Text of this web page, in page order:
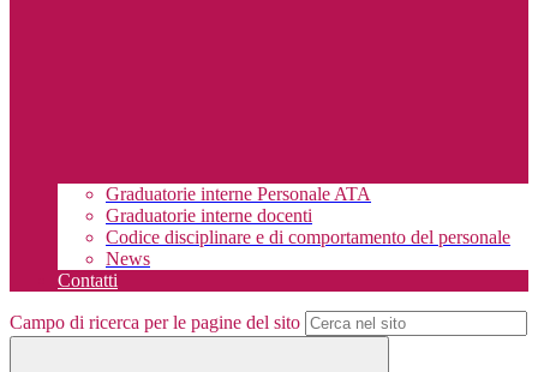
Graduatorie interne Personale ATA
Graduatorie interne docenti
Codice disciplinare e di comportamento del personale
News
Contatti
Campo di ricerca per le pagine del sito